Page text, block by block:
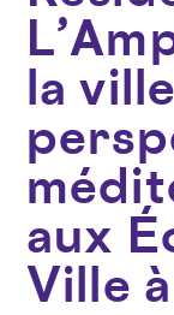
la
aux
Ville